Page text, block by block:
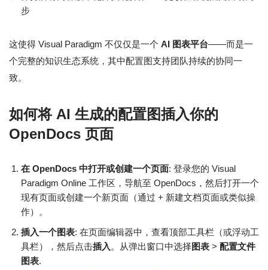
步
这使得 Visual Paradigm 不仅仅是一个 AI 图表平台——而是一
个完整的知识生态系统，其中配置图支持团队持续的协同一
致。
如何将 AI 生成的配置图插入你的
OpenDocs 页面
在 OpenDocs 中打开或创建一个页面: 登录您的 Visual
Paradigm Online 工作区，导航至 OpenDocs，然后打开一个
现有页面或创建一个新页面（通过 + 新建文档页面或类似操
作）。
插入一个图表: 在页面编辑器中，查看顶部工具栏（或浮动工
具栏），然后点击插入 。从弹出窗口中选择图表 > 配置文件
图表.